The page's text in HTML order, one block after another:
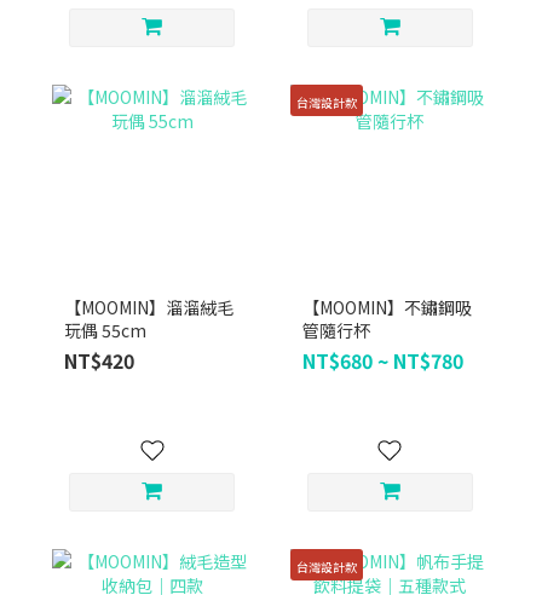
【MOOMIN】溜溜絨毛
玩偶 55cm
NT$420
台灣設計款
【MOOMIN】不鏽鋼吸
管隨行杯
NT$680 ~ NT$780
台灣設計款